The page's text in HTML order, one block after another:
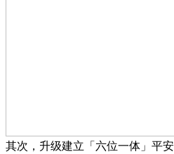
其次，升级建立「六位一体」平